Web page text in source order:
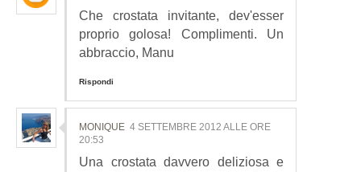
Che crostata invitante, dev'esser
proprio golosa! Complimenti. Un
abbraccio, Manu
Rispondi
MONIQUE 4 SETTEMBRE 2012 ALLE ORE
20:53
Una crostata davvero deliziosa e